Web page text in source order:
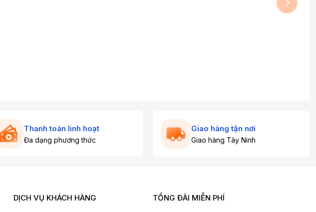
Thanh toán linh hoạt
Đa dạng phương thức
Giao hàng tận nơi
Giao hàng Tây Ninh
DỊCH VỤ KHÁCH HÀNG TỔNG ĐÀI MIỄN PHÍ